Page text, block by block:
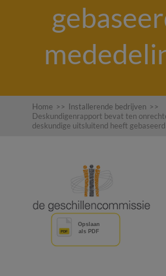
Home >> Installerende bedrijven >>
Deskundigenrapport bevat ten
deskundige uitsluitend heeft